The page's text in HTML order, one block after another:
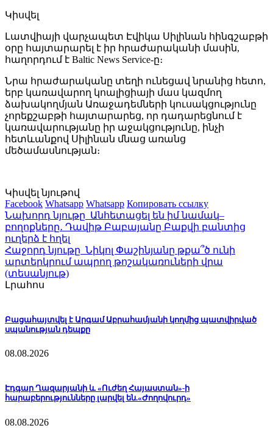
Կիսվել
Լատվիայի վարչապետ Էվիկա Սիլինան հինգշաբթի
օրը հայտարարել է իր հրաժարականի մասին,
հաղորդում է Baltic News Service-ը։
Նրա հրաժարականը տեղի ունեցավ նրանից հետո,
երբ կառավարող կոալիցիայի մաս կազմող
ձախակողմյան Առաջադեմների կուսակցությունը
չորեքշաբթի հայտարարեց, որ դադարեցնում է
կառավարությանը իր աջակցությունը, ինչի
հետևանքով Սիլինան մնաց առանց
մեծամասնության։
Կիսվել նյութով
Facebook Whatsapp Whatsapp Копировать ссылку
Նախորդ նյութը Անհետացել են իմ նամակ–
բողոքները․ Դավիթ Բաբայանը Բաքվի բանտից
ուղերձ է հղել
Հաջորդ նյութը Նիկոլ Փաշինյանը թքա՞ծ ունի
արտերկրում ապրող թոշակառուների վրա
(տեսանյութ)
Լրահոս
Բացահայտվել է Արգամ Աբրահամյանի կողմից պատվիրված
սպանության դեպքը
08.08.2026
Էդգար Ղազարյանի և «Ուժեղ Հայաստան»-ի
հարաբերությունները լարվել են.«Ժողովուրդ»
08.08.2026